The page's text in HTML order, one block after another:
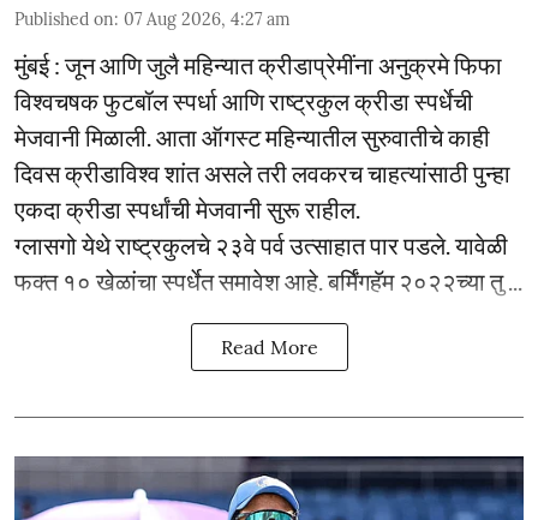
Published on: 07 Aug 2026, 4:27 am
मुंबई : जून आणि जुलै महिन्यात क्रीडाप्रेमींना अनुक्रमे फिफा
विश्वचषक फुटबॉल स्पर्धा आणि राष्ट्रकुल क्रीडा स्पर्धेची
मेजवानी मिळाली. आता ऑगस्ट महिन्यातील सुरुवातीचे काही
दिवस क्रीडाविश्व शांत असले तरी लवकरच चाहत्यांसाठी पुन्हा
एकदा क्रीडा स्पर्धांची मेजवानी सुरू राहील.
ग्लासगो येथे राष्ट्रकुलचे २३वे पर्व उत्साहात पार पडले. यावेळी
फक्त १० खेळांचा स्पर्धेत समावेश आहे. बर्मिंगहॅम २०२२च्या तु ...
Read More